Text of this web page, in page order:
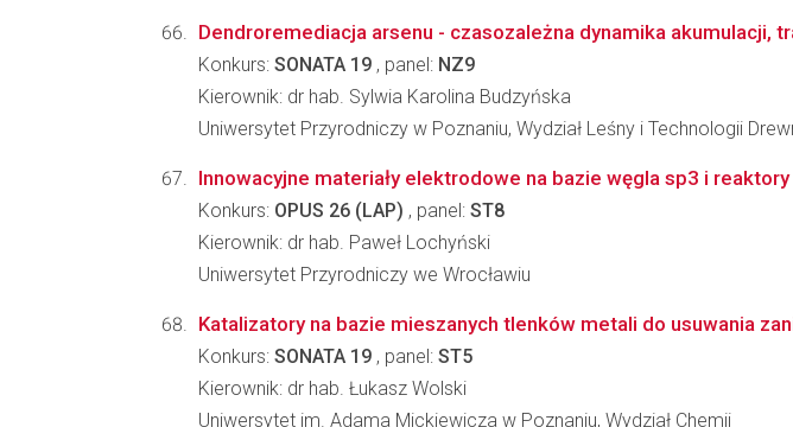
Dendroremediacja arsenu - czasozależna dynamika
Konkurs: SONATA 19 , panel: NZ9
Kierownik: dr hab. Sylwia Karolina Budzyńska
Uniwersytet Przyrodniczy w Poznaniu, Wydział Leśny i Technologii
Innowacyjne materiały elektrodowe na bazie węgla sp3 i
Konkurs: OPUS 26 (LAP) , panel: ST8
Kierownik: dr hab. Paweł Lochyński
Uniwersytet Przyrodniczy we Wrocławiu
Katalizatory na bazie mieszanych tlenków metali do usuwania
Konkurs: SONATA 19 , panel: ST5
Kierownik: dr hab. Łukasz Wolski
Uniwersytet im. Adama Mickiewicza w Poznaniu, Wydział Chemii